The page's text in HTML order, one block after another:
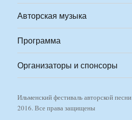
Авторская музыка
Программа
Организаторы и спонсоры
Ильменский фестиваль авторской песни
2016. Все права защищены